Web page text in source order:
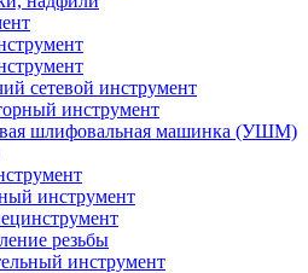
сетевой инструмент
инструмент
шлифовальная машинка (УШМ)
инструмент
резьбы
инструмент